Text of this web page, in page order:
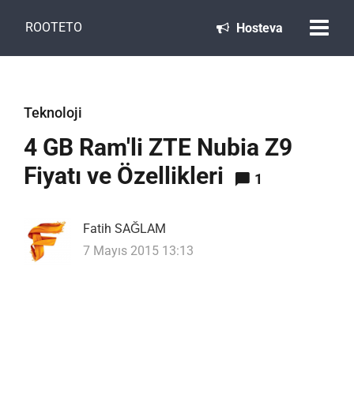
ROOTETO Hosteva
Teknoloji
4 GB Ram'li ZTE Nubia Z9
Fiyatı ve Özellikleri
1
Fatih SAĞLAM
7 Mayıs 2015 13:13